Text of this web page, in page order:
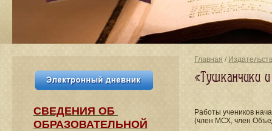
Главная /
«Тушканчики
Работы учеников
(член МСХ, член
СВЕДЕНИЯ​ ОБ
ОБРАЗОВАТЕЛЬНОЙ